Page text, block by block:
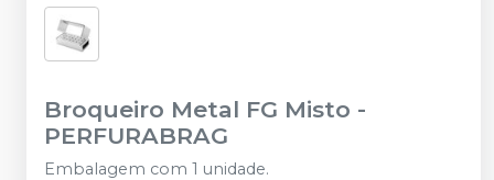
Broqueiro Metal FG Misto -
PERFURABRAG
Embalagem com 1 unidade.